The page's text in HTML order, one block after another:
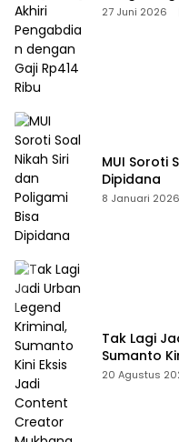
Rp414 Ribu
27 Juni 2026
MUI Soroti
Dipidana
8 Januari 2026
Tak Lagi
Sumanto
Mukbang
20 Agustus